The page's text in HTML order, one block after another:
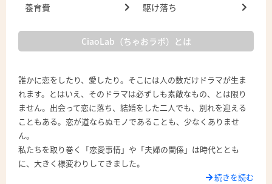
養育費
駆け落ち
CiaoLab（ちゃおラボ）とは
誰かに恋をしたり、愛したり。そこには人の数だけドラマが生ま
れます。とはいえ、そのドラマは必ずしも素敵なもの、とは限り
ません。出会って恋に落ち、結婚をした二人でも、別れを迎える
こともある。恋が道ならぬモノであることも、少なくありませ
ん。
私たちを取り巻く「恋愛事情」や「夫婦の関係」は時代ととも
に、大きく様変わりしてきました。
続きを読む